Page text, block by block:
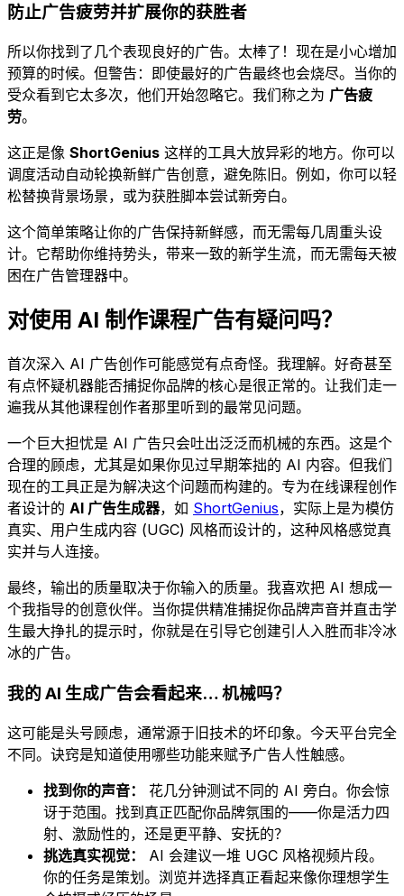
防止广告疲劳并扩展你的获胜者
所以你找到了几个表现良好的广告。太棒了！现在是小心增加
预算的时候。但警告：即使最好的广告最终也会烧尽。当你的
受众看到它太多次，他们开始忽略它。我们称之为 广告疲
劳。
这正是像 ShortGenius 这样的工具大放异彩的地方。你可以
调度活动自动轮换新鲜广告创意，避免陈旧。例如，你可以轻
松替换背景场景，或为获胜脚本尝试新旁白。
这个简单策略让你的广告保持新鲜感，而无需每几周重头设
计。它帮助你维持势头，带来一致的新学生流，而无需每天被
困在广告管理器中。
对使用 AI 制作课程广告有疑问吗？
首次深入 AI 广告创作可能感觉有点奇怪。我理解。好奇甚至
有点怀疑机器能否捕捉你品牌的核心是很正常的。让我们走一
遍我从其他课程创作者那里听到的最常见问题。
一个巨大担忧是 AI 广告只会吐出泛泛而机械的东西。这是个
合理的顾虑，尤其是如果你见过早期笨拙的 AI 内容。但我们
现在的工具正是为解决这个问题而构建的。专为在线课程创作
者设计的 AI 广告生成器，如 ShortGenius，实际上是为模仿
真实、用户生成内容 (UGC) 风格而设计的，这种风格感觉真
实并与人连接。
最终，输出的质量取决于你输入的质量。我喜欢把 AI 想成一
个我指导的创意伙伴。当你提供精准捕捉你品牌声音并直击学
生最大挣扎的提示时，你就是在引导它创建引人入胜而非冷冰
冰的广告。
我的 AI 生成广告会看起来… 机械吗？
这可能是头号顾虑，通常源于旧技术的坏印象。今天平台完全
不同。诀窍是知道使用哪些功能来赋予广告人性触感。
找到你的声音：
花几分钟测试不同的 AI 旁白。你会惊
讶于范围。找到真正匹配你品牌氛围的——你是活力四
射、激励性的，还是更平静、安抚的？
挑选真实视觉：
AI 会建议一堆 UGC 风格视频片段。
你的任务是策划。浏览并选择真正看起来像你理想学生